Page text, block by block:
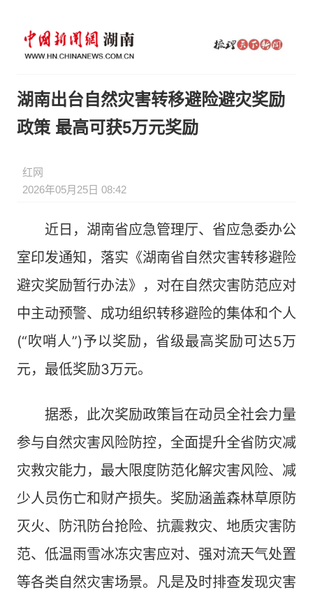
湖南出台自然灾害转移避险避灾奖励
政策 最高可获5万元奖励
红网
2026年05月25日 08:42
近日，湖南省应急管理厅、省应急委办公
室印发通知，落实《湖南省自然灾害转移避险
避灾奖励暂行办法》，对在自然灾害防范应对
中主动预警、成功组织转移避险的集体和个人
(“吹哨人”)予以奖励，省级最高奖励可达5万
元，最低奖励3万元。
据悉，此次奖励政策旨在动员全社会力量
参与自然灾害风险防控，全面提升全省防灾减
灾救灾能力，最大限度防范化解灾害风险、减
少人员伤亡和财产损失。奖励涵盖森林草原防
灭火、防汛防台抢险、抗震救灾、地质灾害防
范、低温雨雪冰冻灾害应对、强对流天气处置
等各类自然灾害场景。凡是及时排查发现灾害